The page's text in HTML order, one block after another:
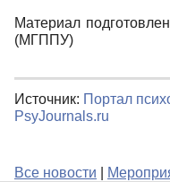
Материал подготовлен
(МГППУ)
Источник: Портал
PsyJournals.ru
Все новости